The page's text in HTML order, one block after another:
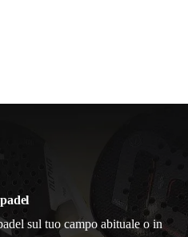
sul tuo campo abituale o in